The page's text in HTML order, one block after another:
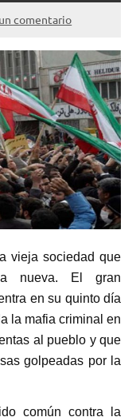
comentario
vieja sociedad que
nueva. El gran
en su quinto día
la mafia criminal en
al pueblo y que
golpeadas por la
común contra la